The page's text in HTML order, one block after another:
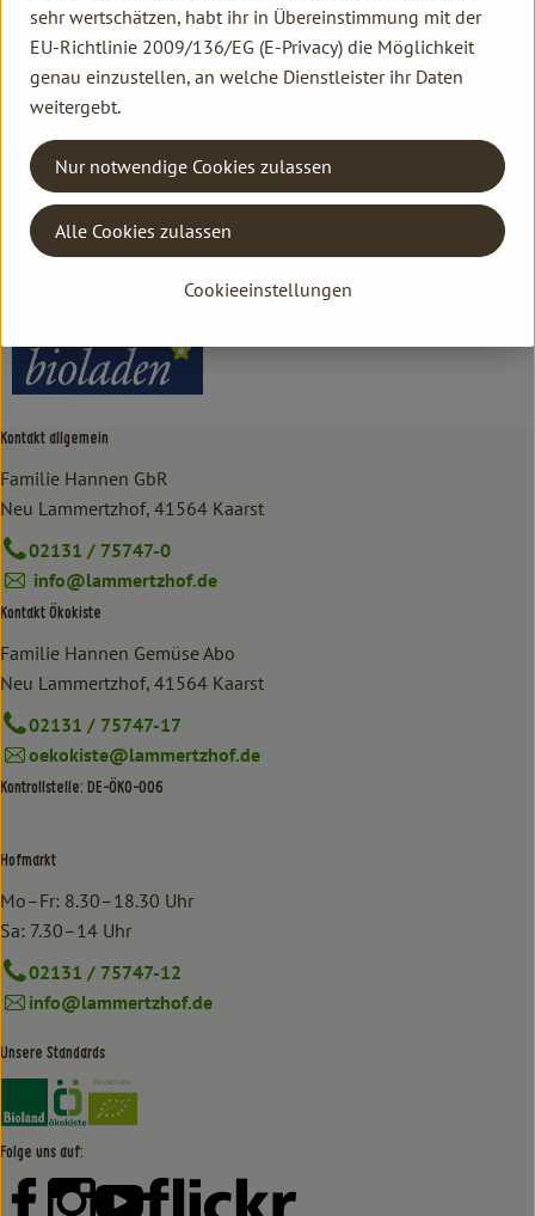
Produktdatenblatt
Hersteller: bioladen
Spanien
Kontakt allgemein
Familie Hannen GbR
Neu Lammertzhof, 41564 Kaarst
02131 / 75747-0
info@lammertzhof.de
Kontakt Ökokiste
Familie Hannen Gemüse Abo
Neu Lammertzhof, 41564 Kaarst
02131 / 75747-17
oekokiste@lammertzhof.de
Kontrollstelle: DE-ÖKO-006
Hofmarkt
Mo–Fr: 8.30–18.30 Uhr
Sa: 7.30–14 Uhr
02131 / 75747-12
info@lammertzhof.de
Unsere Standards
Externer Link zu https://www.bioland.de/verbraucher
Externer Link zu https://www.oekokiste.de/
Folge uns auf:
Externer Link zu https://www.facebook.com/lammertzhof/
Externer Link zu https://www.instagram.com/
Externer Link zu https://www.youtube.com/
Externer Link zu https://
sehr wertschätzen, habt ihr in Übereinstimmung mit der
EU-Richtlinie 2009/136/EG (E-Privacy) die Möglichkeit
genau einzustellen, an welche Dienstleister ihr Daten
weitergebt.
Cookieeinstellungen
Nur notwendige Cookies zulassen
Alle Cookies zulassen